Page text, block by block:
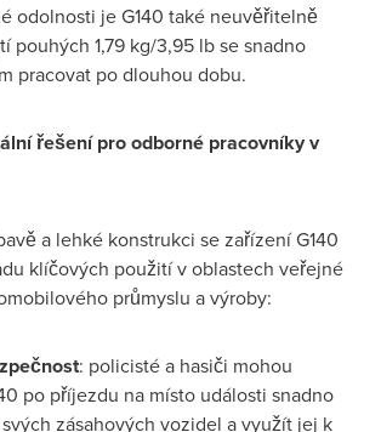
odolnosti je G140 také neuvěřitelně
pouhých 1,79 kg/3,95 lb se snadno
pracovat po dlouhou dobu.
řešení pro odborné pracovníky v
a lehké konstrukci se zařízení G140
klíčových použití v oblastech veřejné
průmyslu a výroby:
: policisté a hasiči mohou
po příjezdu na místo události snadno
zásahových vozidel a využít jej k